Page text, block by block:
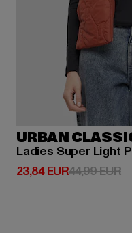
URBAN
Ladies Super Light
23,84 EUR
Derzeitiger Preis: 23,84
44,99 EUR